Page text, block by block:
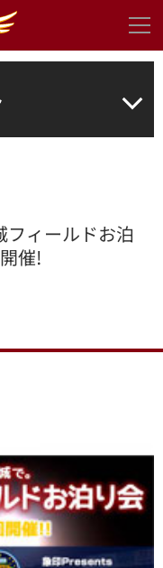
ィールドお泊
催!